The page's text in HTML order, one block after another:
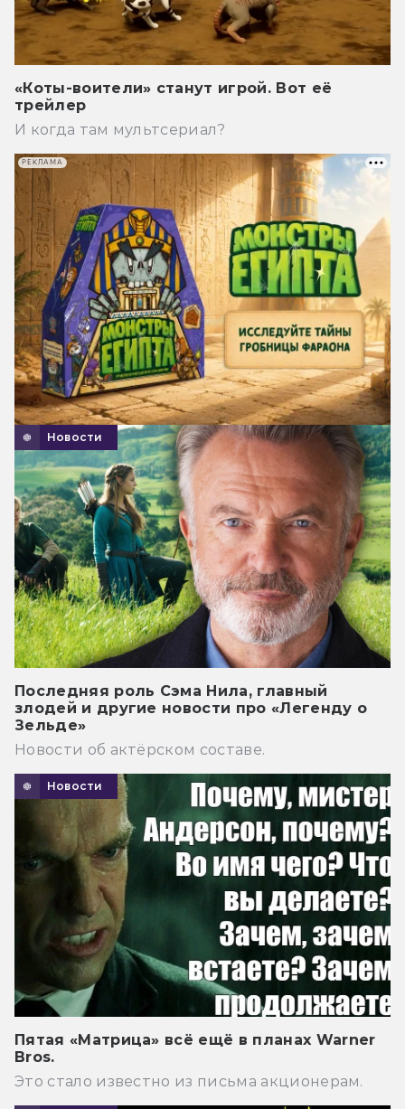
«Коты-воители» станут игрой. Вот её
трейлер
И когда там мультсериал?
Новости
Последняя роль Сэма Нила, главный
злодей и другие новости про «Легенду о
Зельде»
Новости об актёрском составе.
Новости
Пятая «Матрица» всё ещё в планах Warner
Bros.
Это стало известно из письма акционерам.
РЕКЛАМА